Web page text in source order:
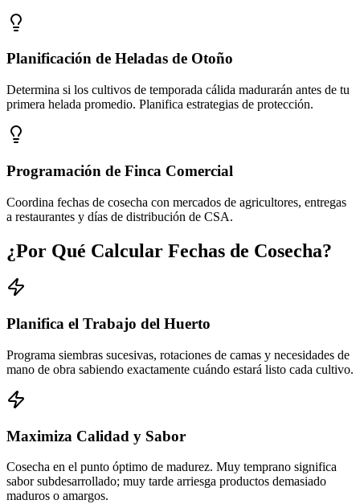
Planificación de Heladas de Otoño
Determina si los cultivos de temporada cálida madurarán antes de tu
primera helada promedio. Planifica estrategias de protección.
Programación de Finca Comercial
Coordina fechas de cosecha con mercados de agricultores, entregas
a restaurantes y días de distribución de CSA.
¿Por Qué Calcular Fechas de Cosecha?
Planifica el Trabajo del Huerto
Programa siembras sucesivas, rotaciones de camas y necesidades de
mano de obra sabiendo exactamente cuándo estará listo cada cultivo.
Maximiza Calidad y Sabor
Cosecha en el punto óptimo de madurez. Muy temprano significa
sabor subdesarrollado; muy tarde arriesga productos demasiado
maduros o amargos.